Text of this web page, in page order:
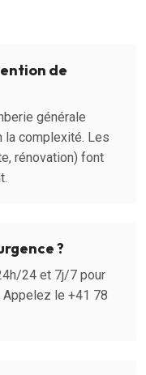
de
générale
la complexité. Les
rénovation) font
?
24 et 7j/7 pour
le +41 78